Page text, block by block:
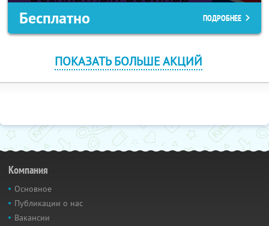
Бесплатно ПОДРОБНЕЕ
ПОКАЗАТЬ БОЛЬШЕ АКЦИЙ
Компания
Основное
Публикации о нас
Вакансии